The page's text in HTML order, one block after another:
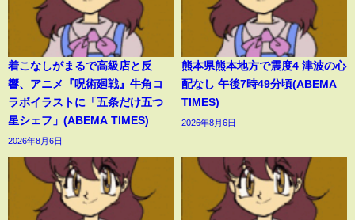
着こなしがまるで高級店と反
響、アニメ『呪術廻戦』牛角コ
ラボイラストに「五条だけ五つ
星シェフ」(ABEMA TIMES)
2026年8月6日
熊本県熊本地方で震度4 津波の心
配なし 午後7時49分頃(ABEMA
TIMES)
2026年8月6日